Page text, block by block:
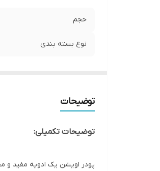
حجم
نوع بسته بندی
توضیحات
توضیحات تکمیلی:
پودر اویشن یک ادویه مفید و